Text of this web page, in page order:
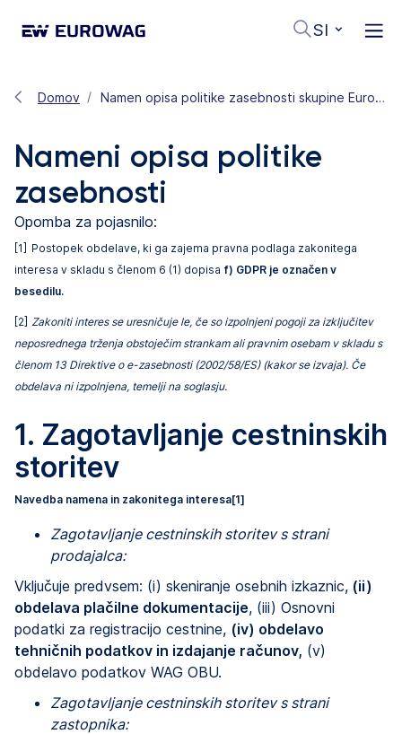
SI
Domov Namen opisa politike zasebnosti skupine Eurowag
Nameni opisa politike
zasebnosti
Opomba za pojasnilo:
[1] Postopek obdelave, ki ga zajema pravna podlaga zakonitega
interesa v skladu s členom 6 (1) dopisa f) GDPR je označen v
besedilu.
[2] Zakoniti interes se uresničuje le, če so izpolnjeni pogoji za izključitev
neposrednega trženja obstoječim strankam ali pravnim osebam v skladu s
členom 13 Direktive o e-zasebnosti (2002/58/ES) (kakor se izvaja). Če
obdelava ni izpolnjena, temelji na soglasju.
1. Zagotavljanje cestninskih
storitev
Navedba namena in zakonitega interesa[1]
Zagotavljanje cestninskih storitev s strani
prodajalca:
Vključuje predvsem: (i) skeniranje osebnih izkaznic, (ii)
obdelava plačilne dokumentacije, (iii) Osnovni
podatki za registracijo cestnine, (iv) obdelavo
tehničnih podatkov in izdajanje računov, (v)
obdelavo podatkov WAG OBU.
Zagotavljanje cestninskih storitev s strani
zastopnika: